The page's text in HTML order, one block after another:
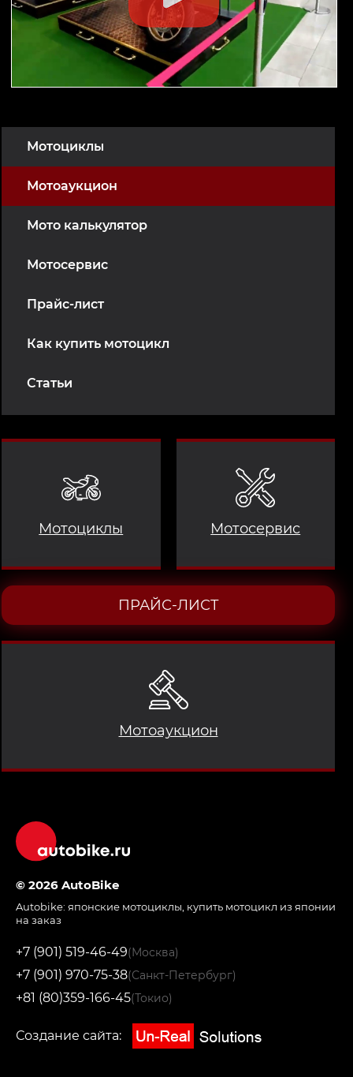
Мотоциклы
Мотоаукцион
Мото калькулятор
Мотосервис
Прайс-лист
Как купить мотоцикл
Статьи
Мотоциклы
Мотоаукцион
Мотосервис
ПРАЙС-ЛИСТ
© 2026 AutoBike
Autobike: японские мотоциклы купить мотоцикл из японии
на заказ
+7 (901) 519-46-49(Москва)
+7 (901) 970-75-38(Санкт-Петербург)
+81 (80)359-166-45(Токио)
Создание сайта: